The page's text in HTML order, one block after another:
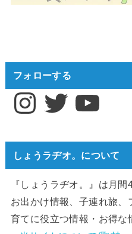
フォローする
InstagramTwitter YouTube
しょうラヂオ。について
『しょうラヂオ。』は月
お出かけ情報、子連れ旅
育てに役立つ情報・お得な